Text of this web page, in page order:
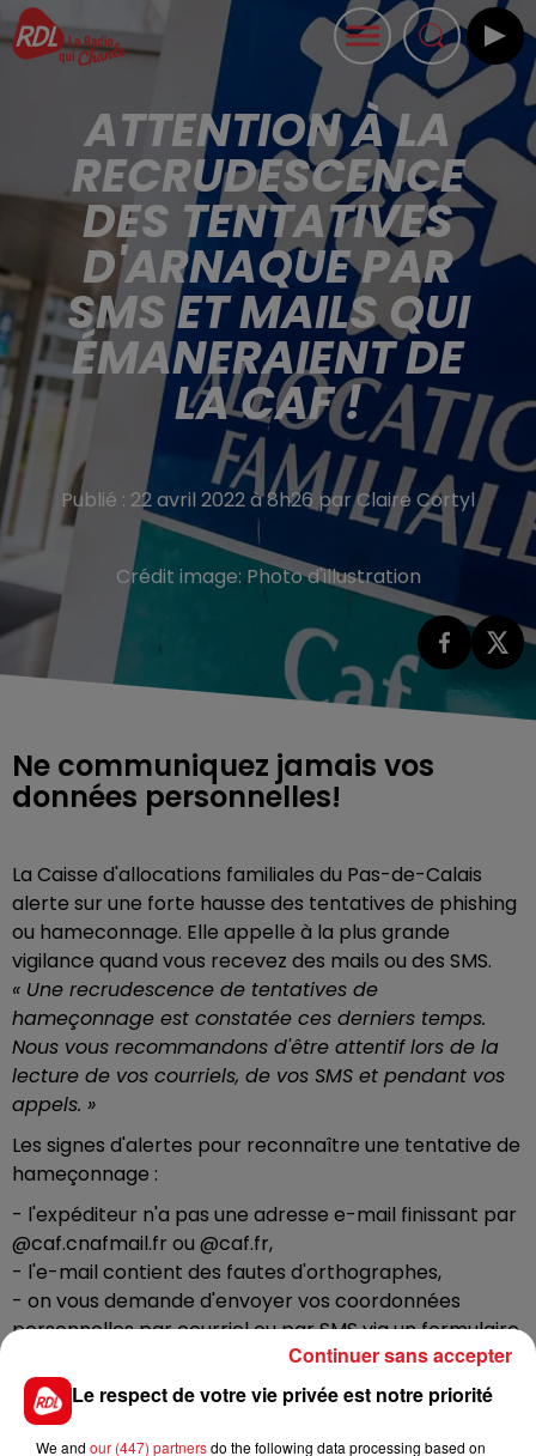
ATTENTION À LA
RECRUDESCENCE
DES TENTATIVES
D'ARNAQUE PAR
SMS ET MAILS QUI
ÉMANERAIENT DE
LA CAF !
Publié : 22 avril 2022 à 8h26 par Claire Cortyl
Crédit image: Photo d'illustration
Ne communiquez jamais vos
données personnelles!
La Caisse d'allocations familiales du Pas-de-Calais
alerte sur une forte hausse des tentatives de phishing
ou hameconnage. Elle appelle à la plus grande
vigilance quand vous recevez des mails ou des SMS.
« Une recrudescence de tentatives de
hameçonnage est constatée ces derniers temps.
Nous vous recommandons d'être attentif lors de la
lecture de vos courriels, de vos SMS et pendant vos
appels. »
Les signes d'alertes pour reconnaître une tentative de
hameçonnage :
- l'expéditeur n'a pas une adresse e-mail finissant par
@caf.cnafmail.fr ou @caf.fr,
- l'e-mail contient des fautes d'orthographes,
- on vous demande d'envoyer vos coordonnées
personnelles par courriel ou par SMS via un formulaire
- lorsque vous inspectez les liens, l'adresse du site
internet ne commence pas par
https://www.caf.fr.
Le respect de votre vie privée est notre priorité
We and our (447) partnersdo the following data processing based on
Continuer sans accepter